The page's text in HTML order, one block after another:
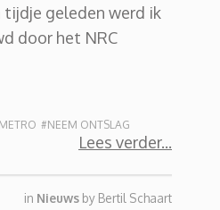
geleden werd ik
door het NRC
Lees verder
#NEEM ONTSLAG
in Nieuws by Bertil Schaart